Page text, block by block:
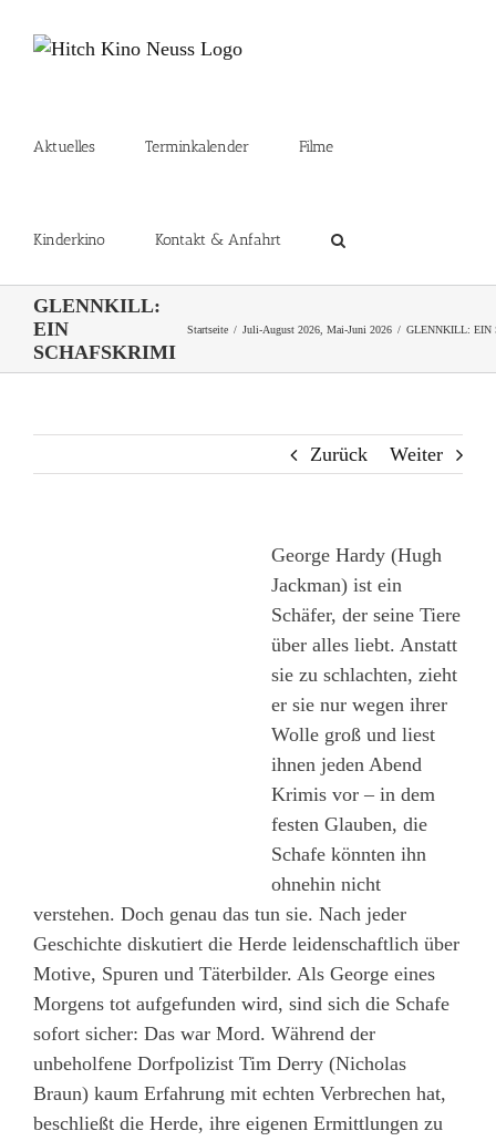
Inhalt
Aktuelles Terminkalender Filme
Kinderkino Kontakt & Anfahrt
GLENNKILL:
EIN
SCHAFSKRIMI
Startseite Juli-August 2026 Mai-Juni 2026 GLENNKILL: EIN
Zurück Weiter
George Hardy (Hugh
Jackman) ist ein
Schäfer, der seine Tiere
über alles liebt. Anstatt
sie zu schlachten, zieht
er sie nur wegen ihrer
Wolle groß und liest
ihnen jeden Abend
Krimis vor – in dem
festen Glauben, die
Schafe könnten ihn
ohnehin nicht
verstehen. Doch genau das tun sie. Nach jeder
Geschichte diskutiert die Herde leidenschaftlich über
Motive, Spuren und Täterbilder. Als George eines
Morgens tot aufgefunden wird, sind sich die Schafe
sofort sicher: Das war Mord. Während der
unbeholfene Dorfpolizist Tim Derry (Nicholas
Braun) kaum Erfahrung mit echten Verbrechen hat,
beschließt die Herde, ihre eigenen Ermittlungen zu